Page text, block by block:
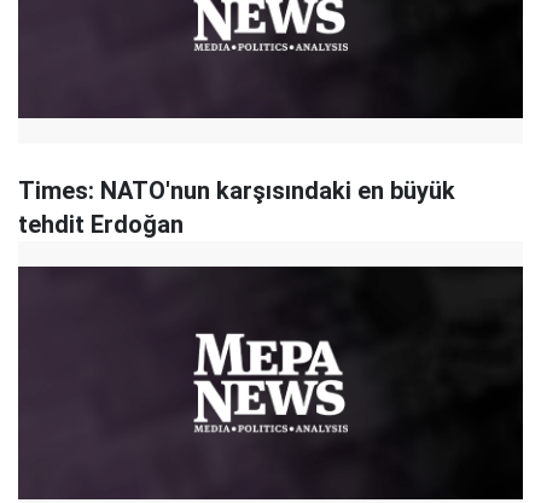
Times: NATO'nun karşısındaki en büyük
tehdit Erdoğan